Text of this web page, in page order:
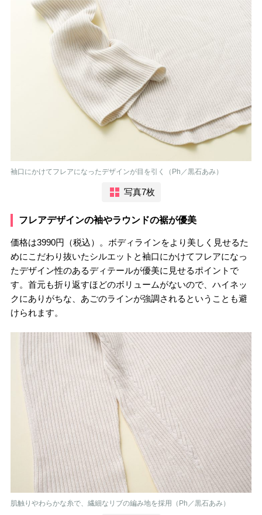
袖口にかけてフレアになったデザインが目を引く（Ph／黒石あみ）
写真7枚
フレアデザインの袖やラウンドの裾が優美
価格は3990円（税込）。ボディラインをより美しく見せるた
めにこだわり抜いたシルエットと袖口にかけてフレアになっ
たデザイン性のあるディテールが優美に見せるポイントで
す。首元も折り返すほどのボリュームがないので、ハイネッ
クにありがちな、あごのラインが強調されるということも避
けられます。
肌触りやわらかな糸で、繊細なリブの編み地を採用（Ph／黒石あみ）